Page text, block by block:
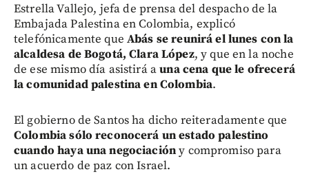
Estrella Vallejo, jefa de prensa del despacho de la
Embajada Palestina en Colombia, explicó
telefónicamente que Abás se reunirá el lunes con la
alcaldesa de Bogotá, Clara López, y que en la noche
de ese mismo día asistirá auna cena que le ofrecerá
la comunidad palestina en Colombia.
El gobierno de Santos ha dicho reiteradamente que
Colombia sólo reconocerá un estado palestino
cuando haya una negociacióny compromiso para
un acuerdo de paz con Israel.